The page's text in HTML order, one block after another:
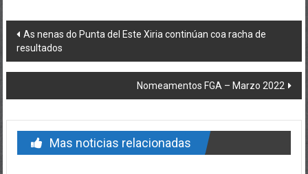
Post navigation
As nenas do Punta del Este Xiria continúan coa racha de
resultados
Nomeamentos FGA – Marzo 2022
Mas noticias relacionadas